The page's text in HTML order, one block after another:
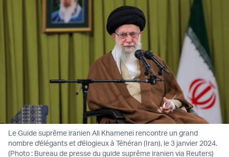
Le Guide suprême iranien Ali Khamenei rencontre un grand
nombre d'élégants et d'élogieux à Téhéran (Iran), le 3 janvier 2024.
(Photo : Bureau de presse du guide suprême iranien via Reuters)